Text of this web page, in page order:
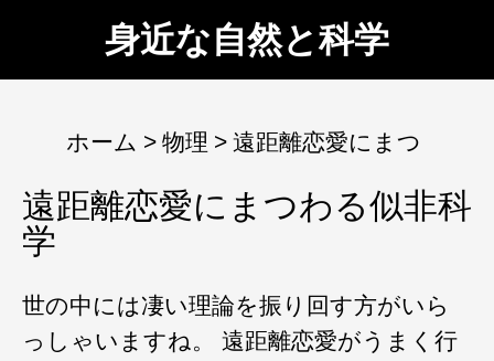
身近な自然と科学
ホーム 物理 遠距離恋愛にまつ
遠距離恋愛にまつわる似非科
学
世の中には凄い理論を振り回す方がいら
っしゃいますね。 遠距離恋愛がうまく行